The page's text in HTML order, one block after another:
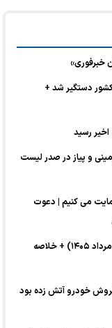
خبرفوری»
دستگیر شد +
و پیاز در صدر لیست
حمایت می کنیم | دعوت
فیلم‌های سینمایی آخر هفته تلویزیون (۱۵ و ۱۶ مرداد ۱۴۰۵) + خلاصه
خودرو آتش زده بود